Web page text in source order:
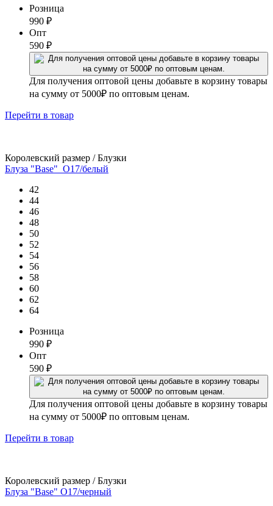
Розница
990 ₽
Опт
590 ₽
Для получения оптовой цены добавьте в корзину товары
на сумму от 5000₽ по оптовым ценам.
Перейти в товар
Королевский размер / Блузки
Блуза "Base"_О17/белый
42
44
46
48
50
52
54
56
58
60
62
64
Розница
990 ₽
Опт
590 ₽
Для получения оптовой цены добавьте в корзину товары
на сумму от 5000₽ по оптовым ценам.
Перейти в товар
Королевский размер / Блузки
Блуза "Base" О17/черный